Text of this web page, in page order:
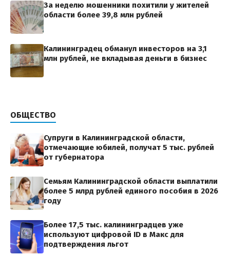
За неделю мошенники похитили у жителей
области более 39,8 млн рублей
Калининградец обманул инвесторов на 3,1
млн рублей, не вкладывая деньги в бизнес
ОБЩЕСТВО
Супруги в Калининградской области,
отмечающие юбилей, получат 5 тыс. рублей
от губернатора
Семьям Калининградской области выплатили
более 5 млрд рублей единого пособия в 2026
году
Более 17,5 тыс. калининградцев уже
используют цифровой ID в Макс для
подтверждения льгот